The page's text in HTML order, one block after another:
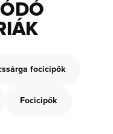
focicipők
Focicipők